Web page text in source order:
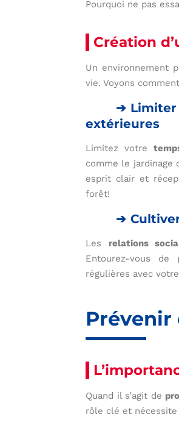
Pourquoi ne pas
Création
Un environnement
vie. Voyons
Limiter
extérieures
Limitez votre
comme le jardinage
esprit clair et
forêt!
Les relations
Entourez-vous de
régulières avec
Prévenir
Quand il s’agit de
rôle clé et